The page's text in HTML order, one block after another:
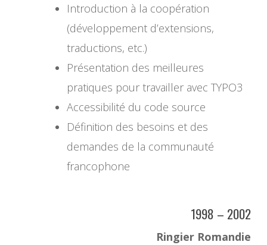
Introduction à la coopération
(développement d’extensions,
traductions, etc.)
Présentation des meilleures
pratiques pour travailler avec TYPO3
Accessibilité du code source
Définition des besoins et des
demandes de la communauté
francophone
1998 – 2002
Ringier Romandie